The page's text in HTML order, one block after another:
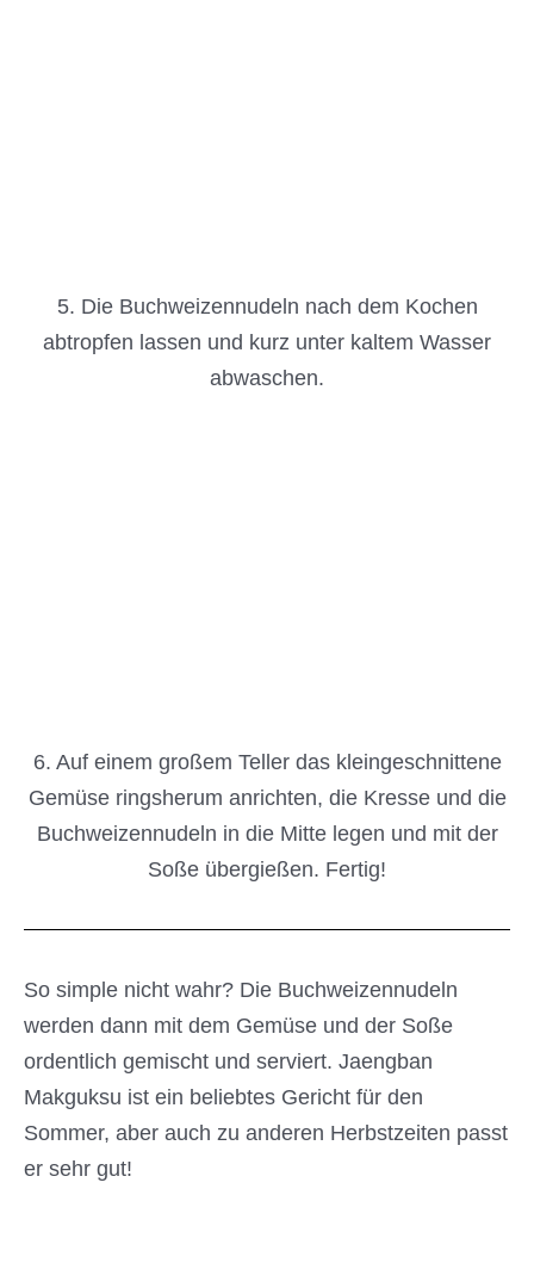
5. Die Buchweizennudeln nach dem Kochen
abtropfen lassen und kurz unter kaltem Wasser
abwaschen.
6. Auf einem großem Teller das kleingeschnittene
Gemüse ringsherum anrichten, die Kresse und die
Buchweizennudeln in die Mitte legen und mit der
Soße übergießen. Fertig!
So simple nicht wahr? Die Buchweizennudeln
werden dann mit dem Gemüse und der Soße
ordentlich gemischt und serviert. Jaengban
Makguksu ist ein beliebtes Gericht für den
Sommer, aber auch zu anderen Herbstzeiten passt
er sehr gut!